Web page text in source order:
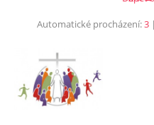
Automatické procházení:3 |